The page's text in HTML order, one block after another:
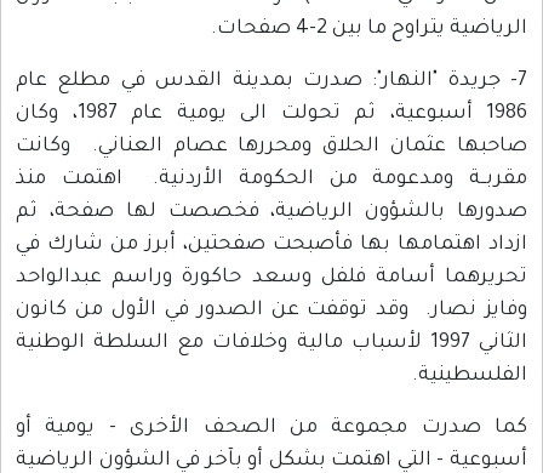
الرياضية يتراوح ما بين 2-4 صفحات.
7- جريدة "النهار": صدرت بمدينة القدس في مطلع عام
1986 أسبوعية، ثم تحولت الى يومية عام 1987، وكان
صاحبها عثمان الحلاق ومحررها عصام العناني. وكانت
مقربــة ومدعومة من الحكومة الأردنية. اهتمت منذ
صدورها بالشؤون الرياضية، فخصصت لها صفحة، ثم
ازداد اهتمامها بها فأصبحت صفحتين، أبرز من شارك في
تحريرهما أسامة فلفل وسعد حاكورة وراسم عبدالواحد
وفايز نصار. وقد توقفت عن الصدور في الأول من كانون
الثاني 1997 لأسباب مالية وخلافات مع السلطة الوطنية
الفلسطينية.
كما صدرت مجموعة من الصحف الأخرى - يومية أو
أسبوعية - التي اهتمت بشكل أو بآخر في الشؤون الرياضية